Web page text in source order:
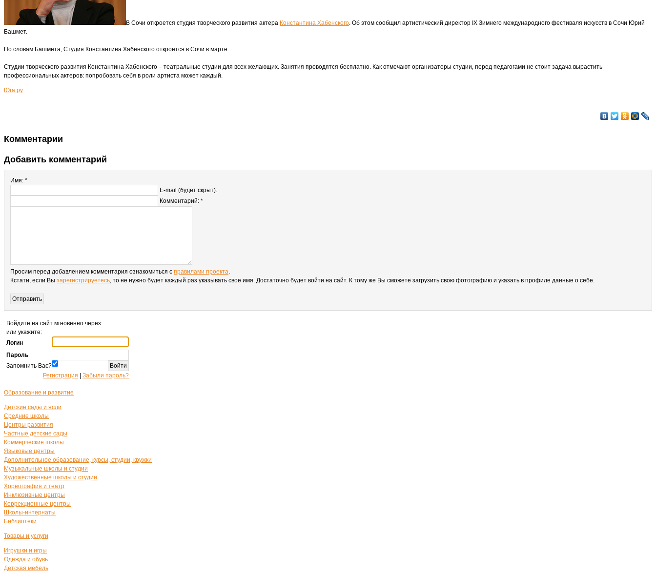
В Сочи откроется студия творческого развития актера Константина Хабенского. Об этом сообщил артистический директор IX Зимнего международного фестиваля искусств в Сочи Юрий
Башмет.
По словам Башмета, Студия Константина Хабенского откроется в Сочи в марте.
Студии творческого развития Константина Хабенского – театральные студии для всех желающих. Занятия проводятся бесплатно. Как отмечают организаторы студии, перед педагогами не стоит задача вырастить
профессиональных актеров: попробовать себя в роли артиста может каждый.
Юга.ру
Комментарии
Добавить комментарий
Имя: *
E-mail (будет скрыт):
Комментарий: *
Просим перед добавлением комментария ознакомиться с правилами проекта.
Кстати, если Вы зарегистрируетесь, то не нужно будет каждый раз указывать свое имя. Достаточно будет войти на сайт. К тому же Вы сможете загрузить свою фотографию и указать в профиле данные о себе.
Войдите на сайт мгновенно через:
или укажите:
Логин
Пароль
Запомнить Вас?
Регистрация
Забыли пароль?
Образование и развитие
Детские сады и ясли
Средние школы
Центры развития
Частные детские сады
Коммерческие школы
Языковые центры
Дополнительное образование, курсы, студии, кружки
Музыкальные школы и студии
Художественные школы и студии
Хореография и театр
Инклюзивные центры
Коррекционные центры
Школы-интернаты
Библиотеки
Товары и услуги
Игрушки и игры
Одежда и обувь
Детская мебель